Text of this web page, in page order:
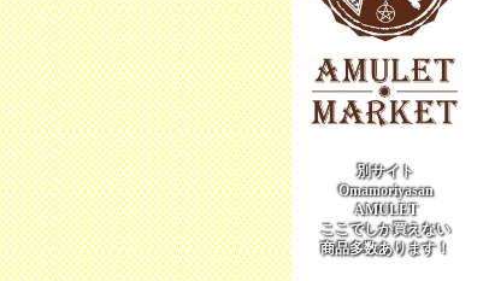
別サイト
Omamoriyasan
AMULET
ここでしか買えない
商品多数あります！